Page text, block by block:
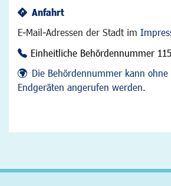
Anfahrt
E-Mail-Adressen der Stadt im
Einheitliche Behördennummer 115
Die Behördennummer kann
Endgeräten angerufen werden.